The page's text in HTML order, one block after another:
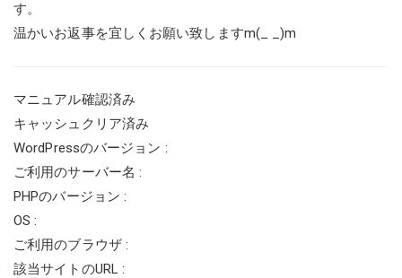
す。
温かいお返事を宜しくお願い致しますm(_ _)m
マニュアル確認済み
キャッシュクリア済み
WordPressのバージョン :
ご利用のサーバー名 :
PHPのバージョン :
OS :
ご利用のブラウザ :
該当サイトのURL :